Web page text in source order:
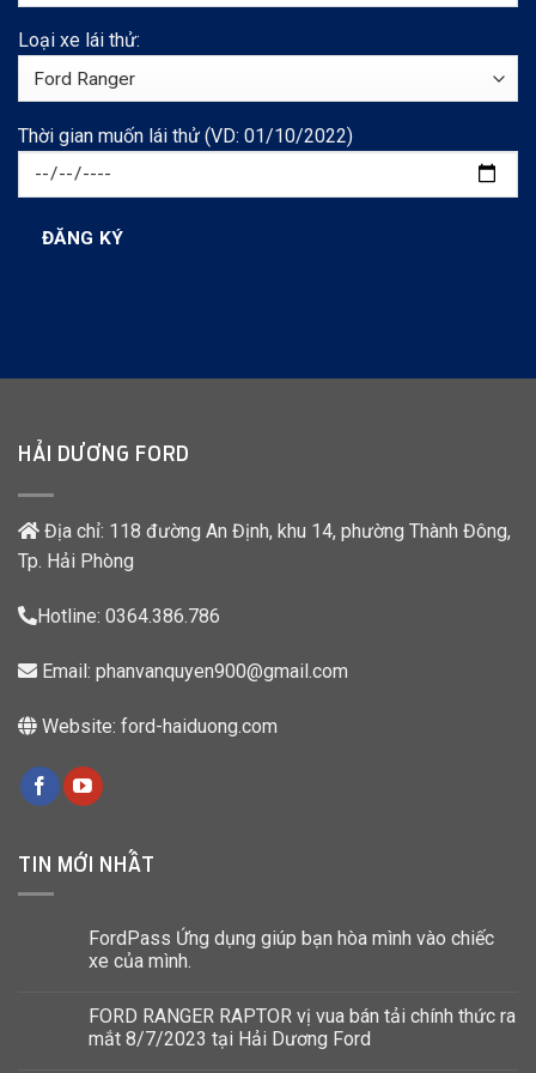
Loại xe lái thử:
Thời gian muốn lái thử (VD: 01/10/2022)
HẢI DƯƠNG FORD
Địa chỉ: 118 đường An Định, khu 14, phường Thành Đông,
Tp. Hải Phòng
Hotline: 0364.386.786
Email: phanvanquyen900@gmail.com
Website: ford-haiduong.com
TIN MỚI NHẤT
FordPass Ứng dụng giúp bạn hòa mình vào chiếc
xe của mình.
FORD RANGER RAPTOR vị vua bán tải chính thức ra
mắt 8/7/2023 tại Hải Dương Ford